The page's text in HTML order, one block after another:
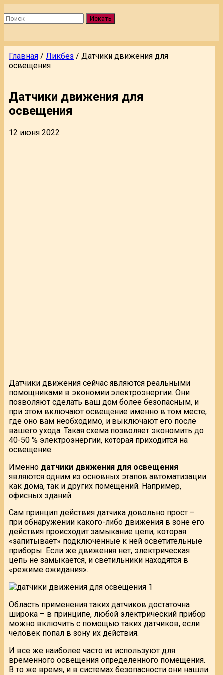
Искать
Главная / Ликбез / Датчики движения для
освещения
Датчики движения для
освещения
12 июня 2022
Датчики движения сейчас являются реальными
помощниками в экономии электроэнергии. Они
позволяют сделать ваш дом более безопасным, и
при этом включают освещение именно в том месте,
где оно вам необходимо, и выключают его после
вашего ухода. Такая схема позволяет экономить до
40-50 % электроэнергии, которая приходится на
освещение.
Именно датчики движения для освещения
являются одним из основных этапов автоматизации
как дома, так и других помещений. Например,
офисных зданий.
Сам принцип действия датчика довольно прост –
при обнаружении какого-либо движения в зоне его
действия происходит замыкание цепи, которая
«запитывает» подключенные к ней осветительные
приборы. Если же движения нет, электрическая
цепь не замыкается, и светильники находятся в
«режиме ожидания».
Область применения таких датчиков достаточна
широка – в принципе, любой электрический прибор
можно включить с помощью таких датчиков, если
человек попал в зону их действия.
И все же наиболее часто их используют для
временного освещения определенного помещения.
В то же время, и в системах безопасности они нашли